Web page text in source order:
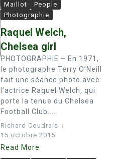
Maillot
People
Photographie
Raquel Welch,
Chelsea girl
PHOTOGRAPHIE – En 1971,
le photographe Terry O’Neill
fait une séance photo avec
l’actrice Raquel Welch, qui
porte la tenue du Chelsea
Football Club....
Richard Coudrais
15 octobre 2015
Read More